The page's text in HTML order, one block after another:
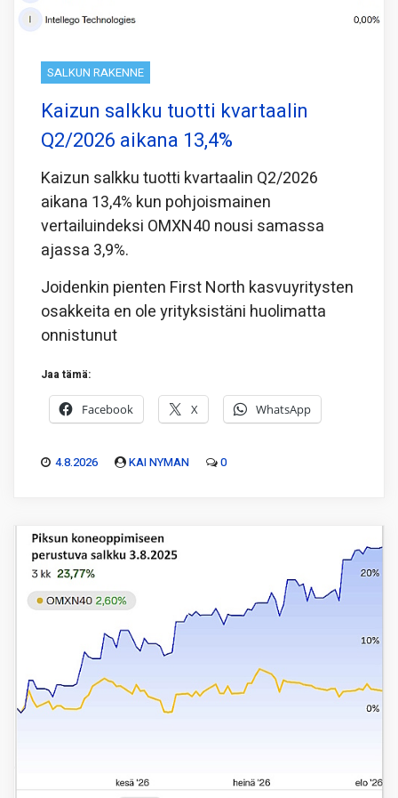
SALKUN RAKENNE
Kaizun salkku tuotti kvartaalin
Q2/2026 aikana 13,4%
Kaizun salkku tuotti kvartaalin Q2/2026
aikana 13,4% kun pohjoismainen
vertailuindeksi OMXN40 nousi samassa
ajassa 3,9%.
Joidenkin pienten First North kasvuyritysten
osakkeita en ole yrityksistäni huolimatta
onnistunut
Jaa tämä:
Facebook X WhatsApp
4.8.2026 KAI NYMAN 0